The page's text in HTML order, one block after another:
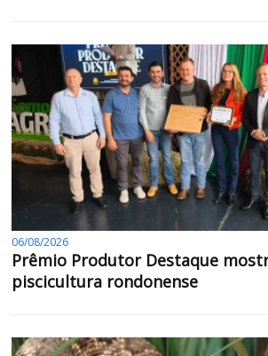
06/08/2026
Prêmio Produtor Destaque
piscicultura rondonense